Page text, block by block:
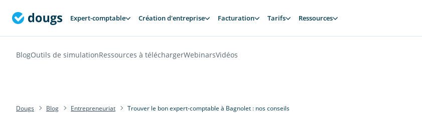
Expert-comptable Création d'entreprise Facturation Tarifs Ressources
BlogOutils de simulationRessources à téléchargerWebinarsVidéos
Dougs Blog Entrepreneuriat Trouver le bon expert-comptable à Bagnolet : nos conseils